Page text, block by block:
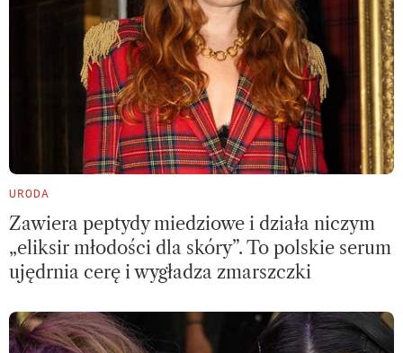
URODA
Zawiera peptydy miedziowe i działa niczym
„eliksir młodości dla skóry”. To polskie serum
ujędrnia cerę i wygładza zmarszczki